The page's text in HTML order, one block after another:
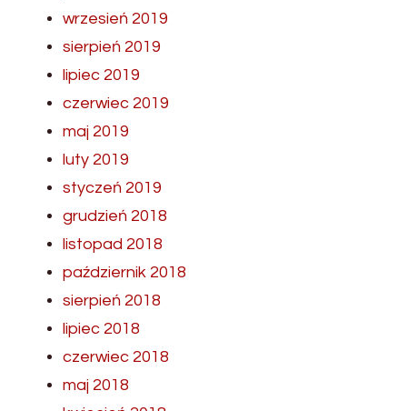
wrzesień 2019
sierpień 2019
lipiec 2019
czerwiec 2019
maj 2019
luty 2019
styczeń 2019
grudzień 2018
listopad 2018
październik 2018
sierpień 2018
lipiec 2018
czerwiec 2018
maj 2018